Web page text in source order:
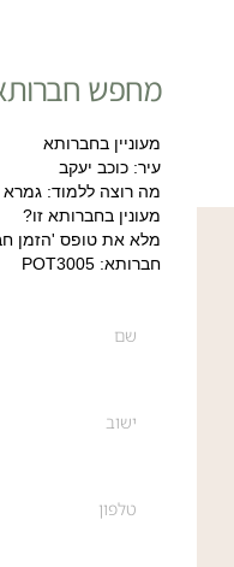
מחפש
מעוניין בחברותא
עיר: כוכב יעקב
מה רוצה ללמוד: גמרא
מעונין בחברותא זו?
מלא את טופס 'הזמן
חברותא: POT3005